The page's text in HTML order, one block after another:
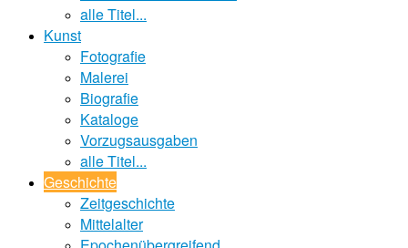
alle Titel...
Kunst
Fotografie
Malerei
Biografie
Kataloge
Vorzugsausgaben
alle Titel...
Geschichte
Zeitgeschichte
Mittelalter